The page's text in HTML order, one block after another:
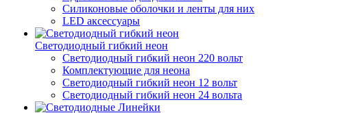
Силиконовые оболочки и ленты для них
LED аксессуары
Светодиодный гибкий неон
Светодиодный гибкий неон 220 вольт
Комплектующие для неона
Светодиодный гибкий неон 12 вольт
Светодиодный гибкий неон 24 вольта